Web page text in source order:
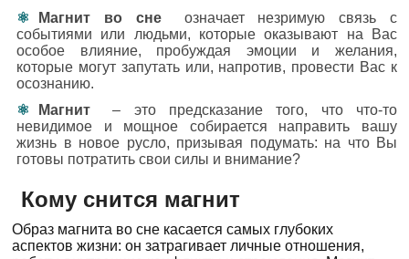
Магнит во сне
означает незримую связь с
событиями или людьми, которые оказывают на Вас
особое влияние, пробуждая эмоции и желания,
которые могут запутать или, напротив, провести Вас к
осознанию.
Магнит
– это предсказание того, что что-то
невидимое и мощное собирается направить вашу
жизнь в новое русло, призывая подумать: на что Вы
готовы потратить свои силы и внимание?
Кому снится магнит
Образ магнита во сне касается самых глубоких
аспектов жизни: он затрагивает личные отношения,